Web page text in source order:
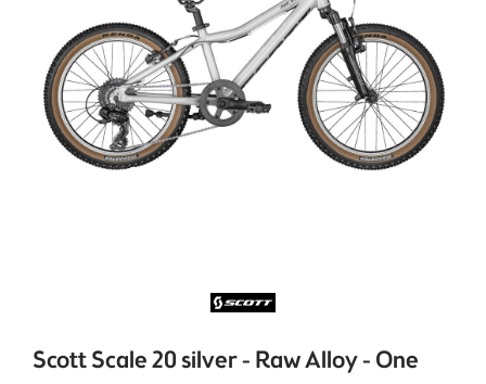
Scott Scale 20 silver - Raw Alloy - One